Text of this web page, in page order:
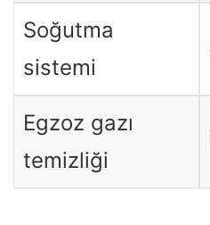
Soğutma
sistemi
Egzoz gazı
temizliği